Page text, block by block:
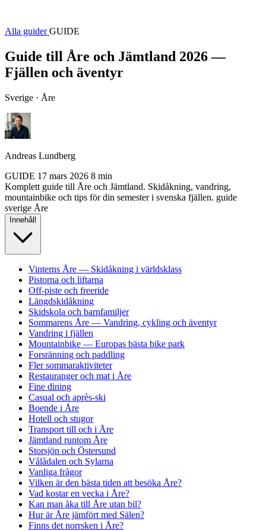
Alla guiderGUIDE
Guide till Åre och Jämtland 2026 —
Fjällen och äventyr
Sverige · Åre
Andreas Lundberg
GUIDE 17 mars 2026 8 min
Komplett guide till Åre och Jämtland. Skidåkning, vandring,
mountainbike och tips för din semester i svenska fjällen. guide
sverige Åre
Innehåll
Vinterns Åre — Skidåkning i världsklass
Pistorna och liftarna
Off-piste och freeride
Längdskidåkning
Skidskola och barnfamiljer
Sommarens Åre — Vandring, cykling och äventyr
Vandring i fjällen
Mountainbike — Europas bästa bike park
Forsränning och paddling
Fler sommaraktiviteter
Restauranger och mat i Åre
Fine dining
Casual och après-ski
Boende i Åre
Hotell och stugor
Transport till och i Åre
Jämtland runtom Åre
Storsjön och Östersund
Vålådalen och Sylarna
Vanliga frågor
Vilken är den bästa tiden att besöka Åre?
Vad kostar en vecka i Åre?
Kan man åka till Åre utan bil?
Hur är Åre jämfört med Sälen?
Finns det norrsken i Åre?